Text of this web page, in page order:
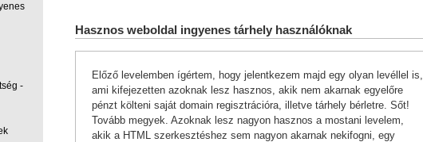
-
Hasznos weboldal ingyenes tárhely használóknak
Előző levelemben ígértem, hogy jelentkezem majd egy olyan levéllel is,
ami kifejezetten azoknak lesz hasznos, akik nem akarnak egyelőre
pénzt költeni saját domain regisztrációra, illetve tárhely bérletre. Sőt!
Tovább megyek. Azoknak lesz nagyon hasznos a mostani levelem,
akik a HTML szerkesztéshez sem nagyon akarnak nekifogni, egy